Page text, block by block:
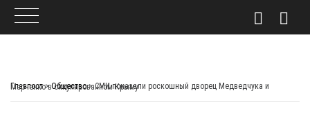
Главпост>Общество>
СМИ показали роскошный дворец Медведчука и Марченко в оккупированном Крыму